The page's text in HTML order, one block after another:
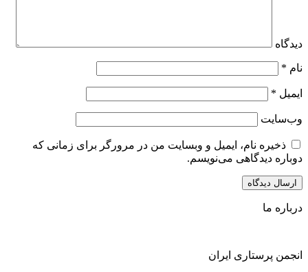
دیدگاه
نام *
ایمیل *
وب‌سایت
ذخیره نام، ایمیل و وبسایت من در مرورگر برای زمانی که
دوباره دیدگاهی می‌نویسم.
درباره ما
انجمن پرستاری ایران